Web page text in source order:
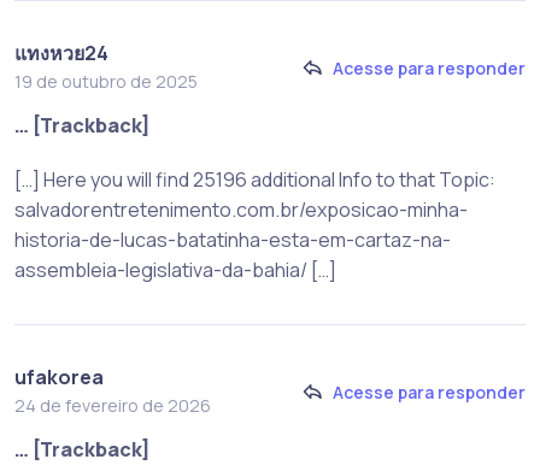
แทงหวย24
19 de outubro de 2025
Acesse para responder
… [Trackback]
[…] Here you will find 25196 additional Info to that Topic:
salvadorentretenimento.com.br/exposicao-minha-
historia-de-lucas-batatinha-esta-em-cartaz-na-
assembleia-legislativa-da-bahia/ […]
ufakorea
24 de fevereiro de 2026
Acesse para responder
… [Trackback]